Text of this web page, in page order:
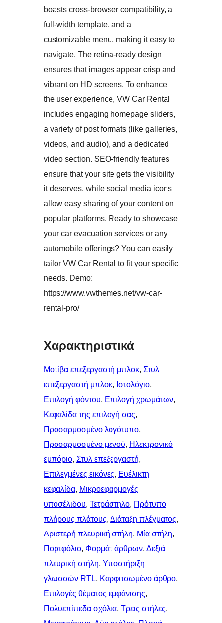
boasts cross-browser compatibility, a
full-width template, and a
customizable menu, making it easy to
navigate. The retina-ready design
ensures that images appear crisp and
vibrant on HD screens. To enhance
the user experience, VW Car Rental
includes engaging homepage sliders,
a variety of post formats (like galleries,
videos, and audio), and a dedicated
video section. SEO-friendly features
ensure that your site gets the visibility
it deserves, while social media icons
allow easy sharing of your content on
popular platforms. Ready to showcase
your car evacuation services or any
automobile offerings? You can easily
tailor VW Car Rental to fit your specific
needs. Demo:
https://www.vwthemes.net/vw-car-
rental-pro/
Χαρακτηριστικά
Μοτίβα επεξεργαστή μπλοκ, Στυλ
επεξεργαστή μπλοκ, Ιστολόγιο
Επιλογή φόντου, Επιλογή χρωμάτων
Κεφαλίδα της επιλογή σας
Προσαρμοσμένο λογότυπο
Προσαρμοσμένο μενού, Ηλεκτρονικό
εμπόριο, Στυλ επεξεργαστή
Επιλεγμένες εικόνες, Ευέλικτη
κεφαλίδα, Μικροεφαρμογές
υποσέλιδου, Τετράστηλο, Πρότυπο
πλήρους πλάτους, Διάταξη πλέγματος
Αριστερή πλευρική στήλη, Μία στήλη
Πορτφόλιο, Φορμάτ άρθρων, Δεξιά
πλευρική στήλη, Υποστήριξη
γλωσσών RTL, Καρφιτσωμένo άρθρo
Επιλογές θέματος εμφάνισης
Πολυεπίπεδα σχόλια, Τρεις στήλες